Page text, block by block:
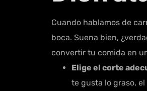
Cuando hablamos de
boca. Suena bien,
convertir tu comida en
Elige el corte
te gusta lo graso, el